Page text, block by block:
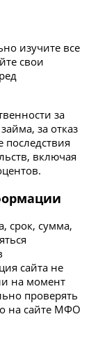
изучите все
свои
за
за отказ
включая
срок, сумма,
сайта не
на момент
проверять
на сайте МФО